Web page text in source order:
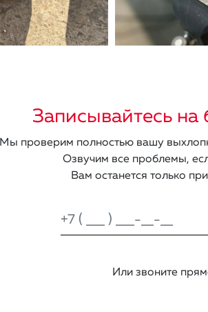
Записывайтесь на
Мы проверим полностью вашу
Озвучим все проблемы,
Вам останется только
Или звоните